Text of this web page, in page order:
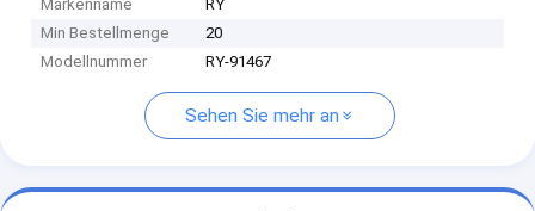
Markenname
RY
Min Bestellmenge
20
Modellnummer
RY-91467
Sehen Sie mehr an